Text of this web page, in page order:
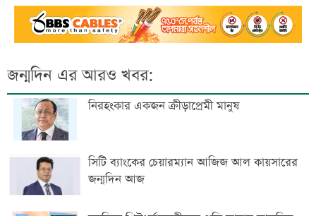
জন্মদিন এর আরও খবর:
নিরহংকার একজন ক্রীড়াপ্রেমী মানুষ
সিটি ব্যাংকের চেয়ারম্যান আজিজ আল কায়সারের
জন্মদিন আজ